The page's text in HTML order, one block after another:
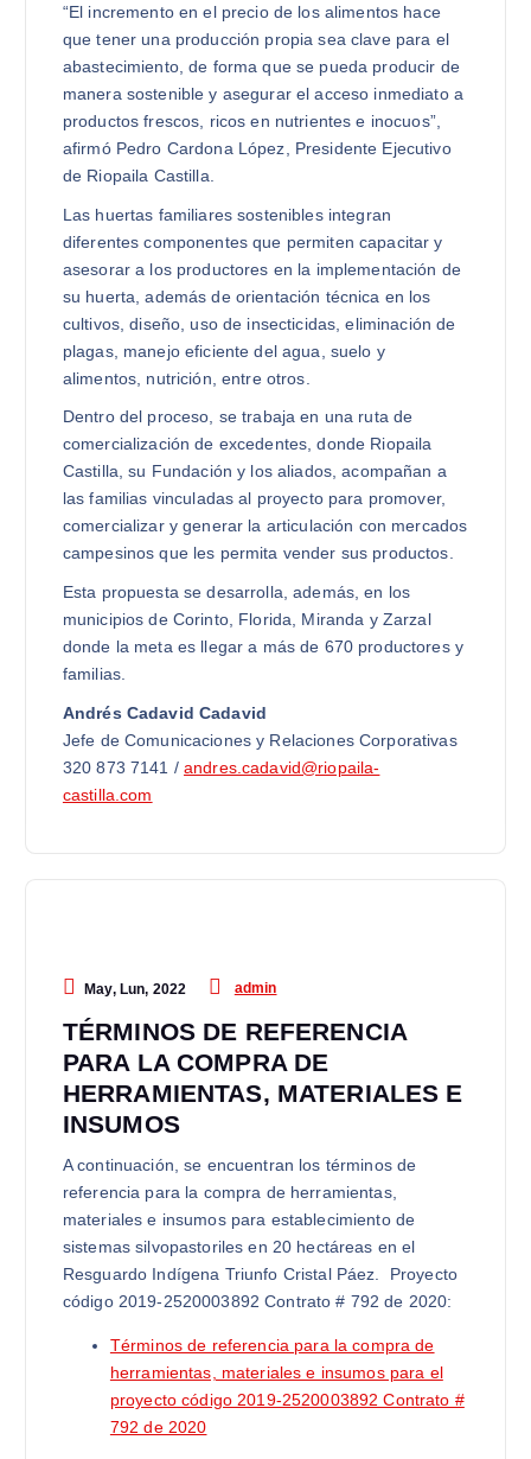
“El incremento en el precio de los alimentos hace
que tener una producción propia sea clave para el
abastecimiento, de forma que se pueda producir de
manera sostenible y asegurar el acceso inmediato a
productos frescos, ricos en nutrientes e inocuos”,
afirmó Pedro Cardona López, Presidente Ejecutivo
de Riopaila Castilla.
Las huertas familiares sostenibles integran
diferentes componentes que permiten capacitar y
asesorar a los productores en la implementación de
su huerta, además de orientación técnica en los
cultivos, diseño, uso de insecticidas, eliminación de
plagas, manejo eficiente del agua, suelo y
alimentos, nutrición, entre otros.
Dentro del proceso, se trabaja en una ruta de
comercialización de excedentes, donde Riopaila
Castilla, su Fundación y los aliados, acompañan a
las familias vinculadas al proyecto para promover,
comercializar y generar la articulación con mercados
campesinos que les permita vender sus productos.
Esta propuesta se desarrolla, además, en los
municipios de Corinto, Florida, Miranda y Zarzal
donde la meta es llegar a más de 670 productores y
familias.
Andrés Cadavid Cadavid
Jefe de Comunicaciones y Relaciones Corporativas
320 873 7141 /andres.cadavid@riopaila-
castilla.com
May, Lun, 2022 admin
TÉRMINOS DE REFERENCIA
PARA LA COMPRA DE
HERRAMIENTAS, MATERIALES E
INSUMOS
A continuación, se encuentran los términos de
referencia para la compra de herramientas,
materiales e insumos para establecimiento de
sistemas silvopastoriles en 20 hectáreas en el
Resguardo Indígena Triunfo Cristal Páez. Proyecto
código 2019-2520003892 Contrato # 792 de 2020:
Términos de referencia para la compra de
herramientas, materiales e insumos para el
proyecto código 2019-2520003892 Contrato #
792 de 2020